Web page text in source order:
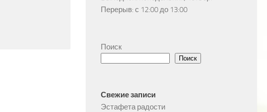
Перерыв: с 12:00 до 13:00
Поиск
Поиск
Свежие записи
Эстафета радости